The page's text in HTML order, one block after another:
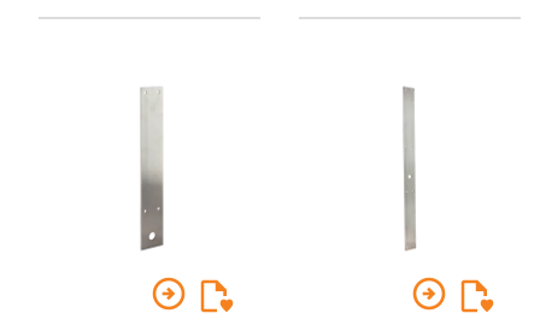
arrow_circle_right arrow_circle_right